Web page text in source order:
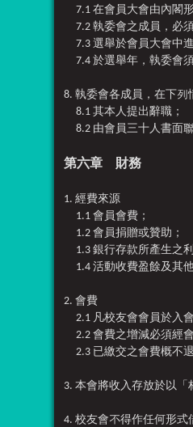
7.1 在會員大會由內閣
7.2 執委會之成員，必
7.3 選舉於會員大會中
7.4 於選舉年，執委會
8. 執委會各成員，在下列
8.1 其本人提出辭職；
8.2 由會員三十人書面
第六章 財務
1. 經費來源
1.1 會員會費；
1.2 會員捐贈或贊助；
1.3 銀行存款所產生之
1.4 活動收費盈餘及其
2. 會費
2.1 凡校友會會員於入
2.2 會費之增減必須經
2.3 已繳交之會費概不退
3. 本會將收入存放於以「
4. 校友會不得作任何形式